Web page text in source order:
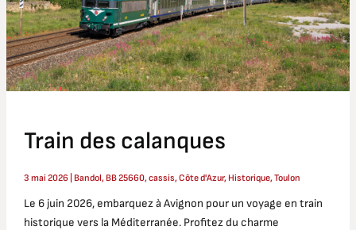
Train des calanques
3 mai 2026 Bandol, BB 25660,cassis,Côte d'Azur, Historique,Toulon
Le 6 juin 2026, embarquez à Avignon pour un voyage en train
historique vers la Méditerranée. Profitez du charme